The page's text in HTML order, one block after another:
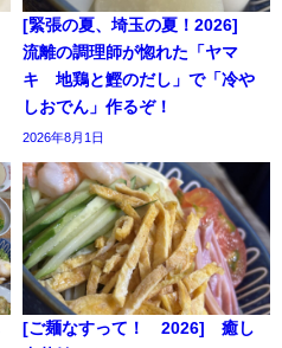
[緊張の夏、埼玉の夏！2026]
流離の調理師が惚れた「ヤマ
キ 地鶏と鰹のだし」で「冷や
しおでん」作るぞ！
2026年8月1日
[ご麺なすって！ 2026] 癒し